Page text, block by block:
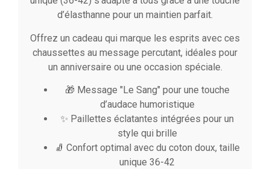
d’élasthanne pour un maintien parfait.
Offrez un cadeau qui marque les esprits avec ces
chaussettes au message percutant, idéales pour
un anniversaire ou une occasion spéciale.
🎁 Message "Le Sang" pour une touche
d’audace humoristique
✨ Paillettes éclatantes intégrées pour un
style qui brille
🧦 Confort optimal avec du coton doux, taille
unique 36-42